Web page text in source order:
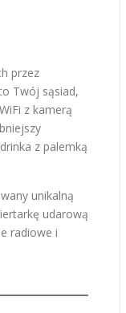
przez
Twój sąsiad,
z kamerą
z palemką
unikalną
udarową
radiowe i